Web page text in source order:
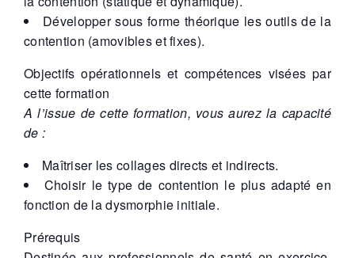
Développer sous forme théorique les outils de la
contention (amovibles et fixes).
Objectifs opérationnels et compétences visées par
cette formation
A l’issue de cette formation, vous aurez la capacité
de :
Maîtriser les collages directs et indirects.
Choisir le type de contention le plus adapté en
fonction de la dysmorphie initiale.
Prérequis